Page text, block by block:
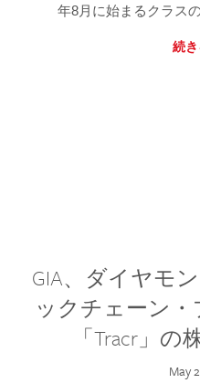
年8月に始まるクラス
続
GIA、ダイヤモ
ックチェーン
「Tracr」
May